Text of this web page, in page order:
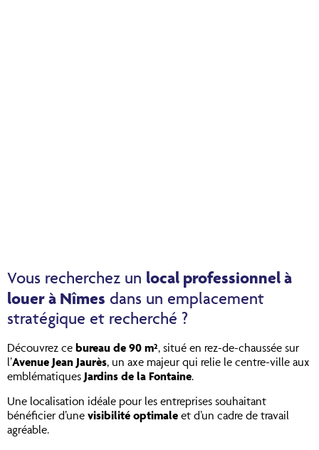
Vous recherchez un local professionnel à
louer à Nîmes dans un emplacement
stratégique et recherché ?
Découvrez ce bureau de 90 m², situé en rez-de-chaussée sur
l’Avenue Jean Jaurès, un axe majeur qui relie le centre-ville aux
emblématiques Jardins de la Fontaine.
Une localisation idéale pour les entreprises souhaitant
bénéficier d’une visibilité optimale et d’un cadre de travail
agréable.